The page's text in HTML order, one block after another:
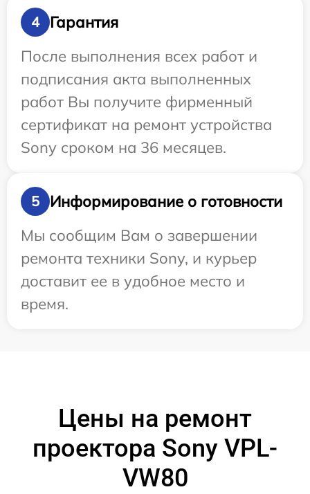
4
Гарантия
После выполнения всех работ и
подписания акта выполненных
работ Вы получите фирменный
сертификат на ремонт устройства
Sony сроком на 36 месяцев.
5
Информирование о готовности
Мы сообщим Вам о завершении
ремонта техники Sony, и курьер
доставит ее в удобное место и
время.
Цены на ремонт
проектора Sony VPL-
VW80